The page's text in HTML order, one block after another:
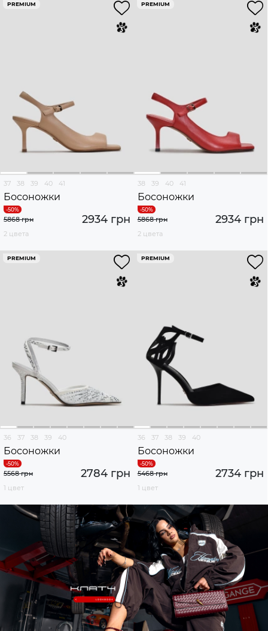
PREMIUM
37 38 39 40 41
Босоножки
2934 грн
5868 грн
2 цвета
PREMIUM
38 39 40 41
Босоножки
2934 грн
5868 грн
2 цвета
PREMIUM
36 37 38 39 40
Босоножки
2784 грн
5568 грн
1 цвет
PREMIUM
36 37 38 39 40
Босоножки
2734 грн
5468 грн
1 цвет